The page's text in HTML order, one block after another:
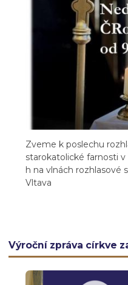
Zveme k poslechu
starokatolické farnosti
h na vlnách rozhlasové
Vltava
Výroční zpráva církve